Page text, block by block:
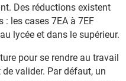
Des réductions existent
les cases 7EA à 7EF
lycée et dans le supérieur.
pour se rendre au travail
valider. Par défaut, un